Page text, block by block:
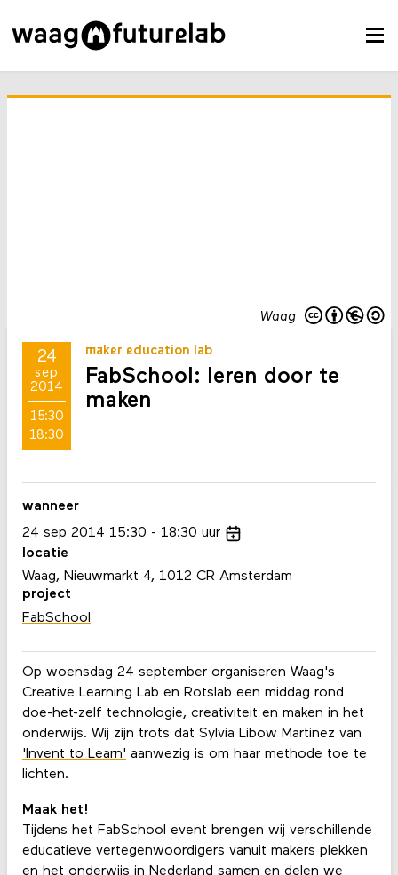
Waag
24
sep
2014
15:30
18:30
maker education lab
FabSchool: leren door te
maken
Op woensdag 24 september organiseren Waag's
Creative Learning Lab en Rotslab een middag rond
doe-het-zelf technologie, creativiteit en maken in het
onderwijs. Wij zijn trots dat Sylvia Libow Martinez van
'Invent to Learn' aanwezig is om haar methode toe te
lichten.
Maak het!
Tijdens het FabSchool event brengen wij verschillende
educatieve vertegenwoordigers vanuit makers plekken
en het onderwijs in Nederland samen en delen we
wanneer
24 sep 2014 15:30 18:30 uur
locatie
Waag, Nieuwmarkt 4, 1012 CR Amsterdam
project
FabSchool